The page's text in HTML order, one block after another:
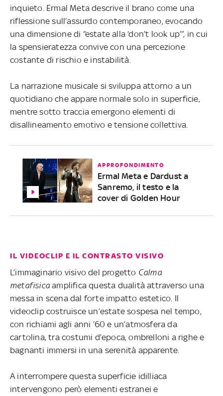
inquieto. Ermal Meta descrive il brano come una
riflessione sull’assurdo contemporaneo, evocando
una dimensione di “estate alla ‘don’t look up’”, in cui
la spensieratezza convive con una percezione
costante di rischio e instabilità.
La narrazione musicale si sviluppa attorno a un
quotidiano che appare normale solo in superficie,
mentre sotto traccia emergono elementi di
disallineamento emotivo e tensione collettiva.
APPROFONDIMENTO
Ermal Meta e Dardust a
Sanremo, il testo e la
cover di Golden Hour
IL VIDEOCLIP E IL CONTRASTO VISIVO
L’immaginario visivo del progetto Calma
metafisicaamplifica questa dualità attraverso una
messa in scena dal forte impatto estetico. Il
videoclip costruisce un’estate sospesa nel tempo,
con richiami agli anni ’60 e un’atmosfera da
cartolina, tra costumi d’epoca, ombrelloni a righe e
bagnanti immersi in una serenità apparente.
A interrompere questa superficie idilliaca
intervengono però elementi estranei e